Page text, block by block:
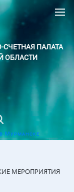
ПАЛАТА
ОБЛАСТИ
Мурманске
МЕРОПРИЯТИЯ